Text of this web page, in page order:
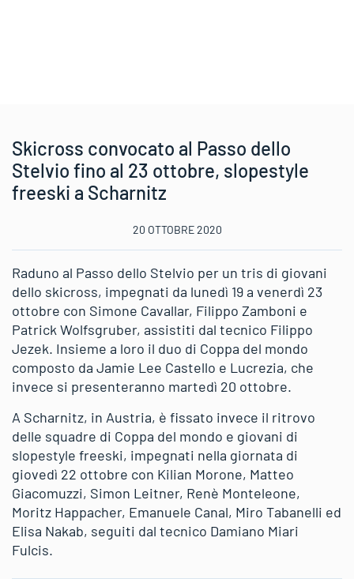
Skicross convocato al Passo dello
Stelvio fino al 23 ottobre, slopestyle
freeski a Scharnitz
20 OTTOBRE 2020
Raduno al Passo dello Stelvio per un tris di giovani
dello skicross, impegnati da lunedì 19 a venerdì 23
ottobre con Simone Cavallar, Filippo Zamboni e
Patrick Wolfsgruber, assistiti dal tecnico Filippo
Jezek. Insieme a loro il duo di Coppa del mondo
composto da Jamie Lee Castello e Lucrezia, che
invece si presenteranno martedì 20 ottobre.
A Scharnitz, in Austria, è fissato invece il ritrovo
delle squadre di Coppa del mondo e giovani di
slopestyle freeski, impegnati nella giornata di
giovedì 22 ottobre con Kilian Morone, Matteo
Giacomuzzi, Simon Leitner, Renè Monteleone,
Moritz Happacher, Emanuele Canal, Miro Tabanelli ed
Elisa Nakab, seguiti dal tecnico Damiano Miari
Fulcis.